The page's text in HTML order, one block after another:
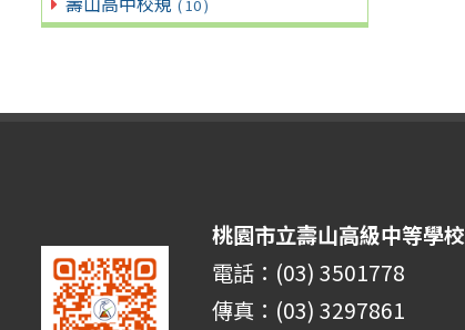
( 10 )
桃園市立壽山高級中等學校
電話：(03) 3501778
傳真：(03) 3297861